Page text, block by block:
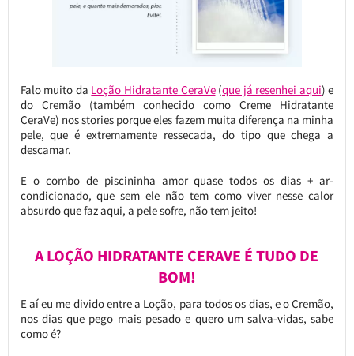
Falo muito da Loção Hidratante CeraVe(que já resenhei aqui) e
do Cremão (também conhecido como Creme Hidratante
CeraVe) nos stories porque eles fazem muita diferença na minha
pele, que é extremamente ressecada, do tipo que chega a
descamar.
E o combo de piscininha amor quase todos os dias + ar-
condicionado, que sem ele não tem como viver nesse calor
absurdo que faz aqui, a pele sofre, não tem jeito!
A LOÇÃO HIDRATANTE CERAVE É TUDO DE
BOM!
E aí eu me divido entre a Loção, para todos os dias, e o Cremão,
nos dias que pego mais pesado e quero um salva-vidas, sabe
como é?